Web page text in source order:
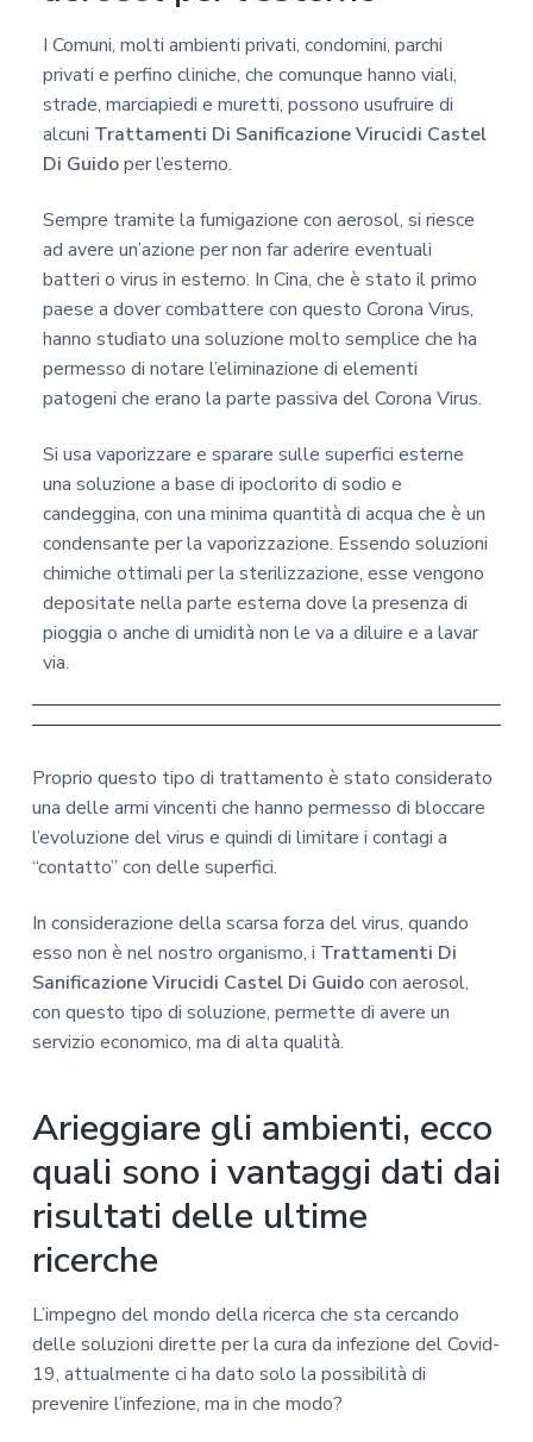
I Comuni, molti ambienti privati, condomini, parchi
privati e perfino cliniche, che comunque hanno viali,
strade, marciapiedi e muretti, possono usufruire di
alcuni Trattamenti Di Sanificazione Virucidi Castel
Di Guidoper l’esterno.
Sempre tramite la fumigazione con aerosol, si riesce
ad avere un’azione per non far aderire eventuali
batteri o virus in esterno. In Cina, che è stato il primo
paese a dover combattere con questo Corona Virus,
hanno studiato una soluzione molto semplice che ha
permesso di notare l’eliminazione di elementi
patogeni che erano la parte passiva del Corona Virus.
Si usa vaporizzare e sparare sulle superfici esterne
una soluzione a base di ipoclorito di sodio e
candeggina, con una minima quantità di acqua che è un
condensante per la vaporizzazione. Essendo soluzioni
chimiche ottimali per la sterilizzazione, esse vengono
depositate nella parte esterna dove la presenza di
pioggia o anche di umidità non le va a diluire e a lavar
via.
Proprio questo tipo di trattamento è stato considerato
una delle armi vincenti che hanno permesso di bloccare
l’evoluzione del virus e quindi di limitare i contagi a
“contatto” con delle superfici.
In considerazione della scarsa forza del virus, quando
esso non è nel nostro organismo, i Trattamenti Di
Sanificazione Virucidi Castel Di Guidocon aerosol,
con questo tipo di soluzione, permette di avere un
servizio economico, ma di alta qualità.
Arieggiare gli ambienti, ecco
quali sono i vantaggi dati dai
risultati delle ultime
ricerche
L’impegno del mondo della ricerca che sta cercando
delle soluzioni dirette per la cura da infezione del Covid-
19, attualmente ci ha dato solo la possibilità di
prevenire l’infezione, ma in che modo?